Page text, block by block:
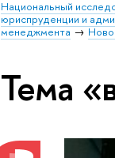
Национальный
юриспруденции и
менеджмента
Тема